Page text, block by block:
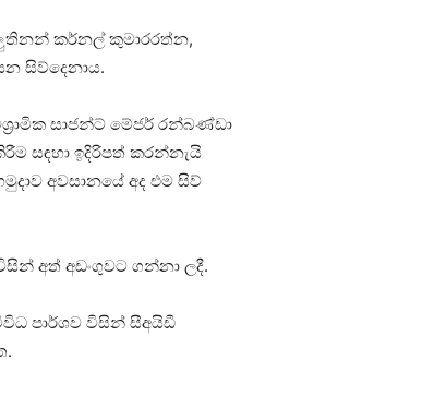
ලුතිනන් කර්නල් කුමාරරත්න,
සිව්දෙනාය.
සාජන්ට් මේජර් රන්බණ්ඩා
සඳහා ඉදිරිපත් කරන්නැයි
අවසානයේ අද එම සිව්
අත් අඩංගුවට ගන්නා ලදී.
පාර්ශව විසින් සීඅයිඩී